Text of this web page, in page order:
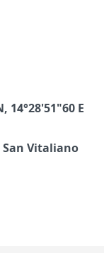
14°28'51"60 E
Vitaliano